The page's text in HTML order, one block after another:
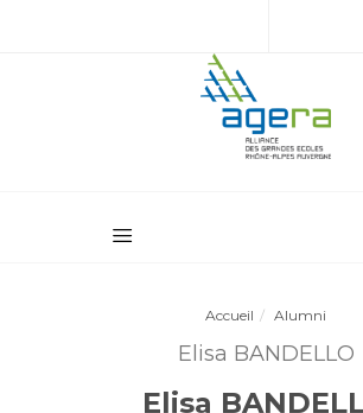
Accueil Alumni
Elisa BANDELLO
Elisa